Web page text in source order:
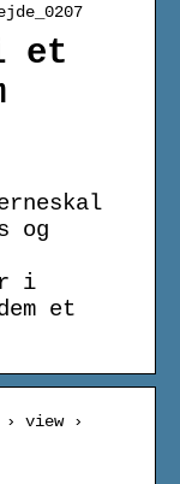
et
og
i
et
› view ›